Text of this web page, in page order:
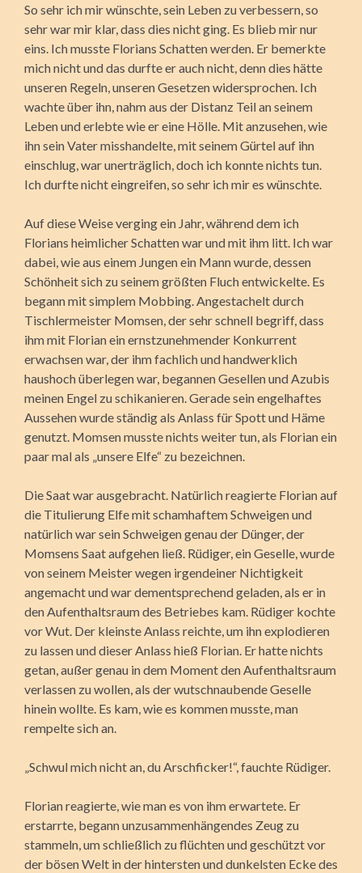
So sehr ich mir wünschte, sein Leben zu verbessern, so
sehr war mir klar, dass dies nicht ging. Es blieb mir nur
eins. Ich musste Florians Schatten werden. Er bemerkte
mich nicht und das durfte er auch nicht, denn dies hätte
unseren Regeln, unseren Gesetzen widersprochen. Ich
wachte über ihn, nahm aus der Distanz Teil an seinem
Leben und erlebte wie er eine Hölle. Mit anzusehen, wie
ihn sein Vater misshandelte, mit seinem Gürtel auf ihn
einschlug, war unerträglich, doch ich konnte nichts tun.
Ich durfte nicht eingreifen, so sehr ich mir es wünschte.
Auf diese Weise verging ein Jahr, während dem ich
Florians heimlicher Schatten war und mit ihm litt. Ich war
dabei, wie aus einem Jungen ein Mann wurde, dessen
Schönheit sich zu seinem größten Fluch entwickelte. Es
begann mit simplem Mobbing. Angestachelt durch
Tischlermeister Momsen, der sehr schnell begriff, dass
ihm mit Florian ein ernstzunehmender Konkurrent
erwachsen war, der ihm fachlich und handwerklich
haushoch überlegen war, begannen Gesellen und Azubis
meinen Engel zu schikanieren. Gerade sein engelhaftes
Aussehen wurde ständig als Anlass für Spott und Häme
genutzt. Momsen musste nichts weiter tun, als Florian ein
paar mal als „unsere Elfe“ zu bezeichnen.
Die Saat war ausgebracht. Natürlich reagierte Florian auf
die Titulierung Elfe mit schamhaftem Schweigen und
natürlich war sein Schweigen genau der Dünger, der
Momsens Saat aufgehen ließ. Rüdiger, ein Geselle, wurde
von seinem Meister wegen irgendeiner Nichtigkeit
angemacht und war dementsprechend geladen, als er in
den Aufenthaltsraum des Betriebes kam. Rüdiger kochte
vor Wut. Der kleinste Anlass reichte, um ihn explodieren
zu lassen und dieser Anlass hieß Florian. Er hatte nichts
getan, außer genau in dem Moment den Aufenthaltsraum
verlassen zu wollen, als der wutschnaubende Geselle
hinein wollte. Es kam, wie es kommen musste, man
rempelte sich an.
„Schwul mich nicht an, du Arschficker!“, fauchte Rüdiger.
Florian reagierte, wie man es von ihm erwartete. Er
erstarrte, begann unzusammenhängendes Zeug zu
stammeln, um schließlich zu flüchten und geschützt vor
der bösen Welt in der hintersten und dunkelsten Ecke des